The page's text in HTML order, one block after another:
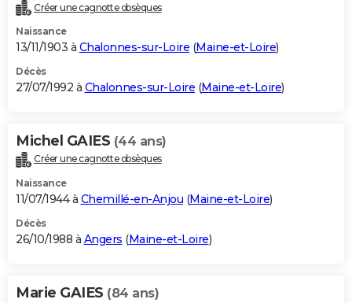
Créer une cagnotte obsèques
Naissance
13/11/1903 à Chalonnes-sur-Loire (Maine-et-Loire)
Décès
27/07/1992 à Chalonnes-sur-Loire (Maine-et-Loire)
Michel GAIES (44 ans)
Créer une cagnotte obsèques
Naissance
11/07/1944 à Chemillé-en-Anjou (Maine-et-Loire)
Décès
26/10/1988 à Angers (Maine-et-Loire)
Marie GAIES (84 ans)